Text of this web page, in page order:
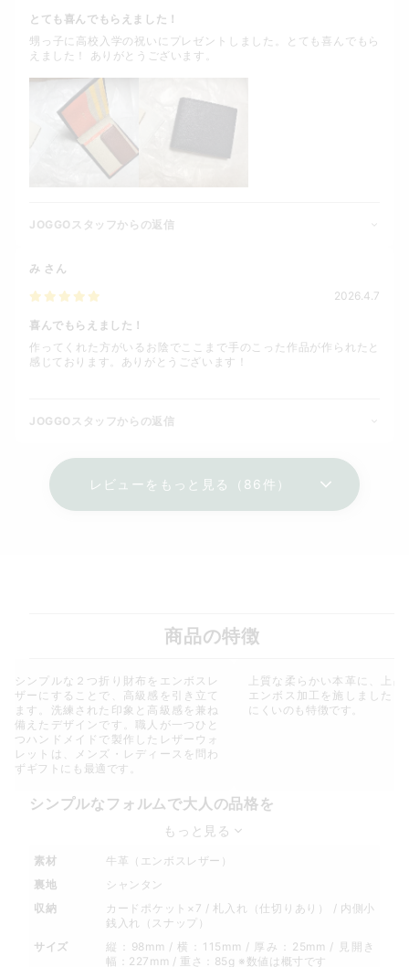
とても喜んでもらえました！
甥っ子に高校入学の祝いにプレゼントしました。とても喜んでもら
えました！ ありがとうございます。
JOGGOスタッフからの返信
み さん
2026.4.7
喜んでもらえました！
作ってくれた方がいるお陰でここまで手のこった作品が作られたと
感じております。ありがとうございます！
JOGGOスタッフからの返信
レビューをもっと見る（86件）
商品の特徴
シンプルな２つ折り財布をエンボスレ
ザーにすることで、高級感を引き立て
ます。洗練された印象と高級感を兼ね
備えたデザインです。職人が一つひと
つハンドメイドで製作したレザーウォ
レットは、メンズ・レディースを問わ
ずギフトにも最適です。
上質な柔らかい本革に、上品
エンボス加工を施しました。
にくいのも特徴です。
シンプルなフォルムで大人の品格を
もっと見る
素材
牛革（エンボスレザー）
裏地
シャンタン
収納
カードポケット×7 / 札入れ（仕切りあり） / 内側小
銭入れ（スナップ）
サイズ
縦：98mm / 横：115mm / 厚み：25mm / 見開き
幅：227mm / 重さ：85g ※数値は概寸です